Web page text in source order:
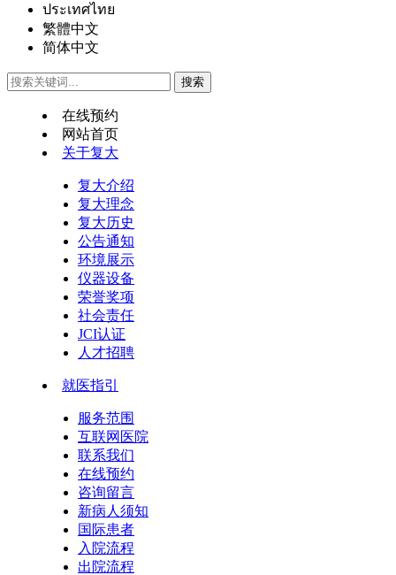
ประเทศไทย
繁體中文
简体中文
在线预约
网站首页
关于复大
复大介绍
复大理念
复大历史
公告通知
环境展示
仪器设备
荣誉奖项
社会责任
JCI认证
人才招聘
就医指引
服务范围
互联网医院
联系我们
在线预约
咨询留言
新病人须知
国际患者
入院流程
出院流程